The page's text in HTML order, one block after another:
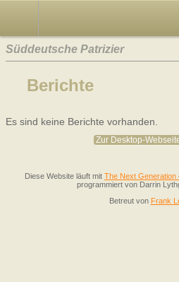
Süddeutsche Patrizier
Berichte
Es sind keine Berichte vorhanden.
Zur Desktop-
Diese Website läuft mit The Next Generation
programmiert von Darrin
Betreut von Frank